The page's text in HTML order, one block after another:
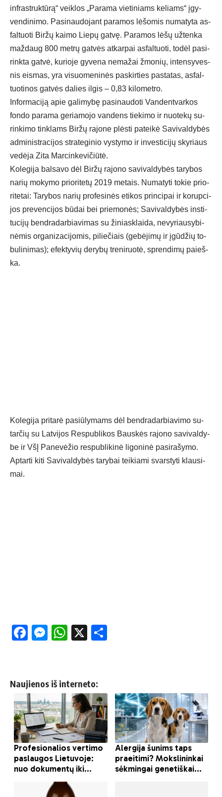
inf­rast­ruk­tū­rą“ veik­los „Pa­ra­ma vie­ti­niams ke­liams“ įgy­
ven­di­ni­mo. Pa­si­nau­do­jant pa­ra­mos lė­šo­mis nu­ma­ty­ta as­
fal­tuo­ti Bir­žų kai­mo Lie­pų gat­vę. Pa­ra­mos lė­šų už­ten­ka
maž­daug 800 met­rų gat­vės at­kar­pai as­fal­tuo­ti, to­dėl pa­si­
rink­ta gat­vė, ku­rio­je gy­ve­na ne­ma­žai žmo­nių, in­ten­sy­ves­
nis eis­mas, yra vi­suo­me­ni­nės pa­skir­ties pa­sta­tas, as­fal­
tuo­ti­nos gat­vės da­lies il­gis – 0,83 ki­lo­met­ro.
In­for­ma­ci­ją apie ga­li­my­bę pa­si­nau­do­ti Van­dent­var­kos
fon­do pa­ra­ma ge­ria­mo­jo van­dens tie­ki­mo ir nuo­te­kų su­
rin­ki­mo tink­lams Bir­žų ra­jo­ne plės­ti pa­tei­kė Sa­vi­val­dy­bės
ad­mi­nist­ra­ci­jos stra­te­gi­nio vys­ty­mo ir in­ves­ti­ci­jų sky­riaus
ve­dė­ja Zi­ta Mar­cin­ke­vi­čiū­tė.
Ko­le­gi­ja bal­sa­vo dėl Bir­žų ra­jo­no sa­vi­val­dy­bės ta­ry­bos
na­rių mo­ky­mo prio­ri­te­tų 2019 me­tais. Nu­ma­ty­ti to­kie prio­
ri­te­tai: Ta­ry­bos na­rių pro­fe­si­nės eti­kos prin­ci­pai ir ko­rup­ci­
jos pre­ven­ci­jos bū­dai bei prie­mo­nės; Sa­vi­val­dy­bės ins­ti­
tu­ci­jų bend­ra­dar­bia­vi­mas su ži­niask­lai­da, ne­vy­riau­sy­bi­
nė­mis or­ga­ni­za­ci­jo­mis, pi­lie­čiais (ge­bė­ji­mų ir įgū­džių to­
bu­li­ni­mas); efek­ty­vių de­ry­bų tre­ni­ruo­tė, spren­di­mų paieš­
ka.
Ko­le­gi­ja pri­ta­rė pa­siū­ly­mams dėl bend­ra­dar­bia­vi­mo su­
tar­čių su Lat­vi­jos Res­pub­li­kos Baus­kės ra­jo­no sa­vi­val­dy­
be ir VšĮ Pa­ne­vė­žio res­pub­li­ki­nė li­go­ni­nė pa­si­ra­šy­mo.
Ap­tar­ti ki­ti Sa­vi­val­dy­bės ta­ry­bai tei­kia­mi svars­ty­ti klau­si­
mai.
Facebook
Messenger
WhatsApp
X
Naujienos iš interneto: